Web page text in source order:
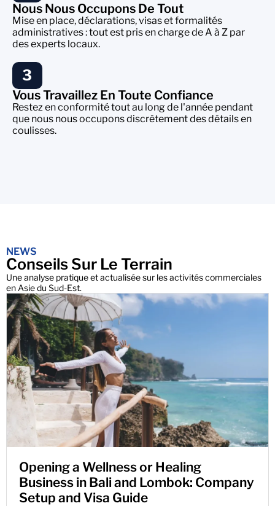
Nous Nous Occupons De Tout
Mise en place, déclarations, visas et formalités
administratives : tout est pris en charge de A à Z par
des experts locaux.
3
Vous Travaillez En Toute Confiance
Restez en conformité tout au long de l'année pendant
que nous nous occupons discrètement des détails en
coulisses.
NEWS
Conseils Sur Le Terrain
Une analyse pratique et actualisée sur les activités commerciales
en Asie du Sud-Est.
Opening a Wellness or Healing
Business in Bali and Lombok: Company
Setup and Visa Guide